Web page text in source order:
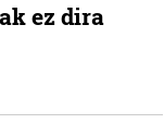
ez dira